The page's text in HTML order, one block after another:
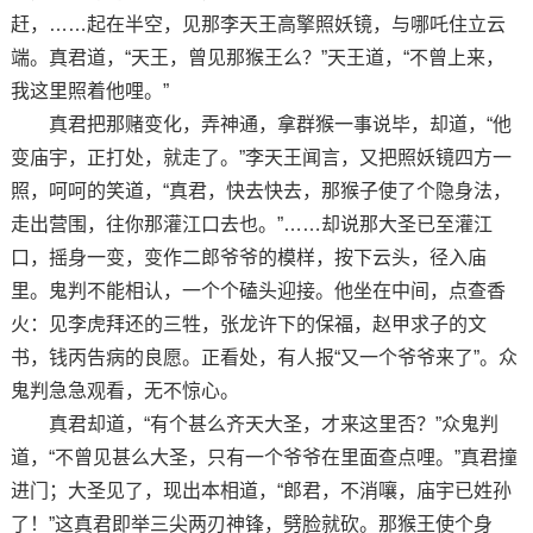
赶，……起在半空，见那李天王高擎照妖镜，与哪吒住立云
端。真君道，“天王，曾见那猴王么？”天王道，“不曾上来，
我这里照着他哩。”
真君把那赌变化，弄神通，拿群猴一事说毕，却道，“他
变庙宇，正打处，就走了。”李天王闻言，又把照妖镜四方一
照，呵呵的笑道，“真君，快去快去，那猴子使了个隐身法，
走出营围，往你那灌江口去也。”……却说那大圣已至灌江
口，摇身一变，变作二郎爷爷的模样，按下云头，径入庙
里。鬼判不能相认，一个个磕头迎接。他坐在中间，点查香
火：见李虎拜还的三牲，张龙许下的保福，赵甲求子的文
书，钱丙告病的良愿。正看处，有人报“又一个爷爷来了”。众
鬼判急急观看，无不惊心。
真君却道，“有个甚么齐天大圣，才来这里否？”众鬼判
道，“不曾见甚么大圣，只有一个爷爷在里面查点哩。”真君撞
进门；大圣见了，现出本相道，“郎君，不消嚷，庙宇已姓孙
了！”这真君即举三尖两刃神锋，劈脸就砍。那猴王使个身